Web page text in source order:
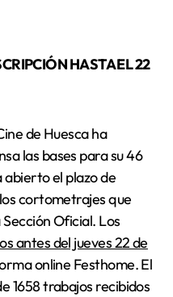
HASTA EL 22
de Huesca ha
las bases para su 46
abierto el plazo de
cortometrajes que
Oficial. Los
antes del jueves 22 de
online Festhome. El
1658 trabajos recibidos